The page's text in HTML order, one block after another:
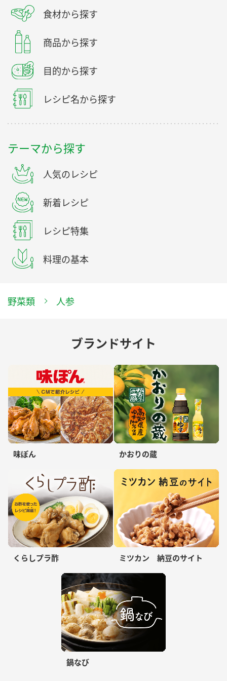
食材から探す
商品から探す
目的から探す
レシピ名から探す
テーマから探す
人気のレシピ
新着レシピ
レシピ特集
料理の基本
野菜類 人参
ブランドサイト
味ぽん かおりの蔵
くらしプラ酢 ミツカン 納豆のサイト
鍋なび